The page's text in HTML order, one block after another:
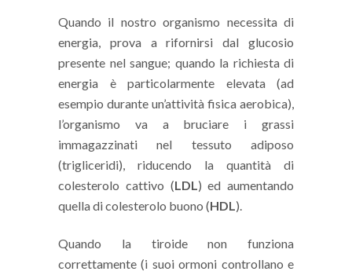
Quando il nostro organismo necessita di
energia, prova a rifornirsi dal glucosio
presente nel sangue; quando la richiesta di
energia è particolarmente elevata (ad
esempio durante un’attività fisica aerobica),
l’organismo va a bruciare i grassi
immagazzinati nel tessuto adiposo
(trigliceridi), riducendo la quantità di
colesterolo cattivo (LDL ) ed aumentando
quella di colesterolo buono (HDL ).
Quando la tiroide non funziona
correttamente (i suoi ormoni controllano e